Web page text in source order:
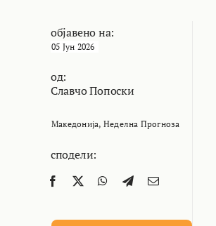
објавено на:
05 Јун 2026
од:
Славчо Попоски
Македонија, Неделна Прогноза
сподели: